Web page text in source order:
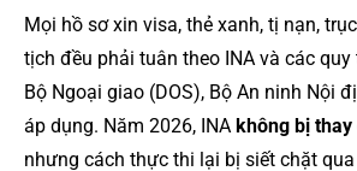
Mọi hồ sơ xin visa, thẻ xanh, tị nạn,
tịch đều phải tuân theo INA và các quy
Bộ Ngoại giao (DOS), Bộ An ninh Nội
áp dụng. Năm 2026, INA không bị
nhưng cách thực thi lại bị siết chặt